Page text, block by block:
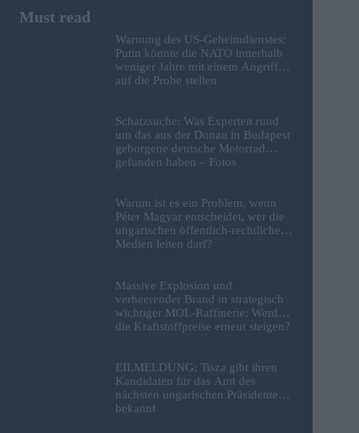
Warnung des US-Geheimdienstes:
Putin könnte die NATO innerhalb
weniger Jahre mit einem Angriff
auf die Probe stellen
Schatzsuche: Was Experten rund
um das aus der Donau in Budapest
geborgene deutsche Motorrad
gefunden haben – Fotos
Warum ist es ein Problem, wenn
Péter Magyar entscheidet, wer die
ungarischen öffentlich-rechtlichen
Medien leiten darf?
Massive Explosion und
verheerender Brand in strategisch
wichtiger MOL-Raffinerie: Werden
die Kraftstoffpreise erneut steigen?
EILMELDUNG: Tisza gibt ihren
Kandidaten für das Amt des
nächsten ungarischen Präsidenten
bekannt